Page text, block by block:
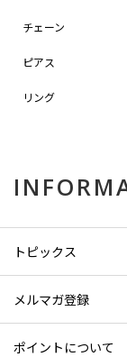
チェーン
ピアス
リング
トピックス
メルマガ登録
ポイントについて